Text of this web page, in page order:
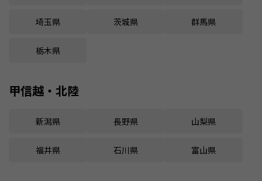
埼玉県 茨城県 群馬県
栃木県
甲信越・北陸
新潟県 長野県 山梨県
福井県 石川県 富山県